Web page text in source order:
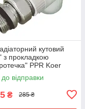
кутовий
з прокладкою
PPR Koer
(KP0208)
відправки
₴ 285 ₴